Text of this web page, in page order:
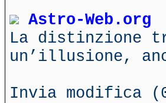
Astro-Web.org
La distinzione
un’illusione,
Invia modifica